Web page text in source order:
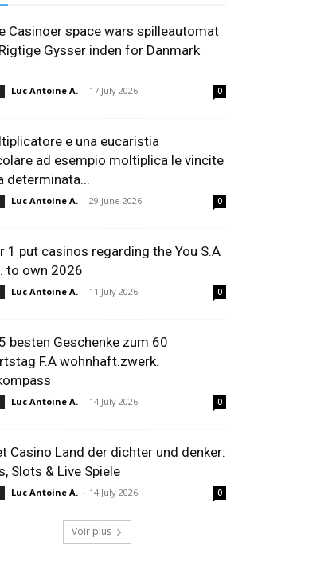
Casinoer space wars spilleautomat
Gysser inden for Danmark
Luc Antoine A. - 17 July 2026 0
e una eucaristia
ad esempio moltiplica le vincite
determinata...
Luc Antoine A. - 29 June 2026 0
1 put casinos regarding the You S.A
to own 2026
Luc Antoine A. - 11 July 2026 0
besten Geschenke zum 60
F.A wohnhaft.zwerk.
Luc Antoine A. - 14 July 2026 0
Casino Land der dichter und denker:
Slots & Live Spiele
Luc Antoine A. - 14 July 2026 0
Voir plus